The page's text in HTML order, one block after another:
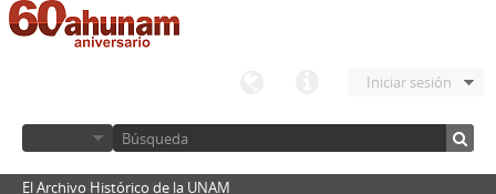
Iniciar sesión
El Archivo Histórico de la UNAM